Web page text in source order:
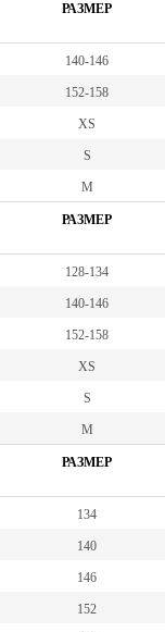
РАЗМЕР
140-146
152-158
XS
S
M
РАЗМЕР
128-134
140-146
152-158
XS
S
M
РАЗМЕР
134
140
146
152